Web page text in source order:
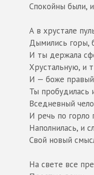
Спокойны были,
А в хрустале
Дымились горы,
И ты держала
Хрустальную, и
И — боже
Ты пробудилась
Вседневный
И речь по горло
Наполнилась, и
Свой новый
На свете все